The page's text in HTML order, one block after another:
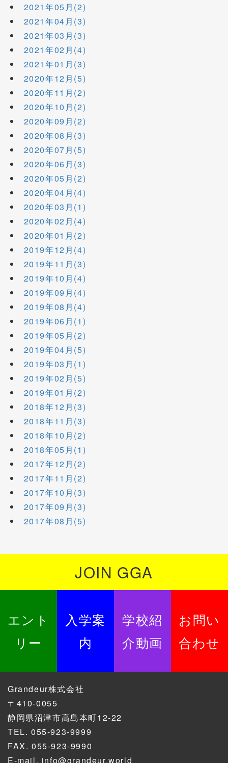
2021年05月(2)
2021年04月(3)
2021年03月(3)
2021年02月(4)
2021年01月(3)
2020年12月(5)
2020年11月(2)
2020年10月(2)
2020年09月(2)
2020年08月(3)
2020年07月(5)
2020年06月(3)
2020年05月(2)
2020年04月(4)
2020年03月(1)
2020年02月(4)
2020年01月(2)
2019年12月(4)
2019年11月(3)
2019年10月(4)
2019年09月(4)
2019年08月(4)
2019年06月(1)
2019年05月(2)
2019年04月(5)
2019年03月(1)
2019年02月(5)
2019年01月(2)
2018年12月(3)
2018年11月(3)
2018年10月(2)
2018年05月(1)
2017年12月(2)
2017年11月(2)
2017年10月(3)
2017年09月(3)
2017年08月(5)
JOIN GGA
エント
リー
入学案
内
学校紹
介動画
お問い
合わせ
Grandeur株式会社
〒410-0055
静岡県沼津市高島本町12-22
TEL. 055-923-9999
FAX. 055-923-9990
E-mail. info@grandeur.world